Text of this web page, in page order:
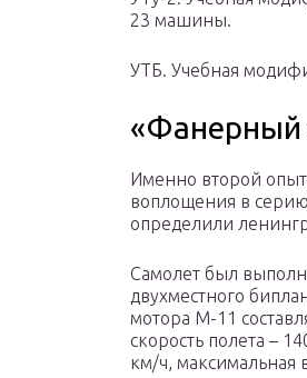
23 машины.
УТБ. Учебная
«Фанерный
Именно второй
воплощения в
определили
Самолет был
двухместного
мотора М-11
скорость полета –
км/ч, максимальная